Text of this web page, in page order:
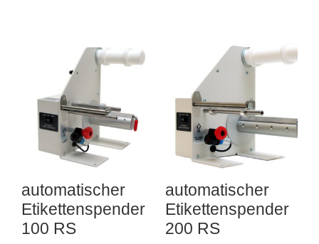
automatischer
Etikettenspender
100 RS
automatischer
Etikettenspender
200 RS